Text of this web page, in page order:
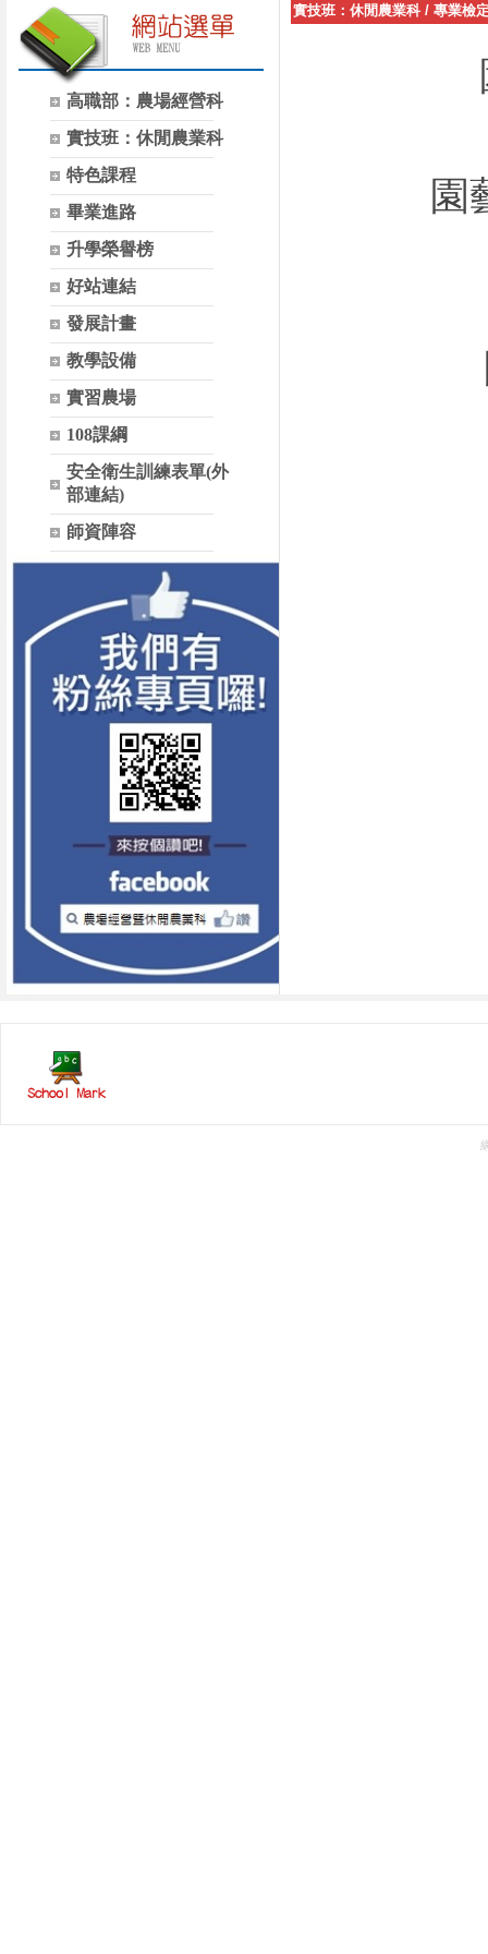
高職部：農場經營科
實技班：休閒農業科
特色課程
畢業進路
升學榮譽榜
好站連結
發展計畫
教學設備
實習農場
108課綱
安全衛生訓練表單(外
部連結)
師資陣容
實技班：休閒農業科 / 專業檢
園